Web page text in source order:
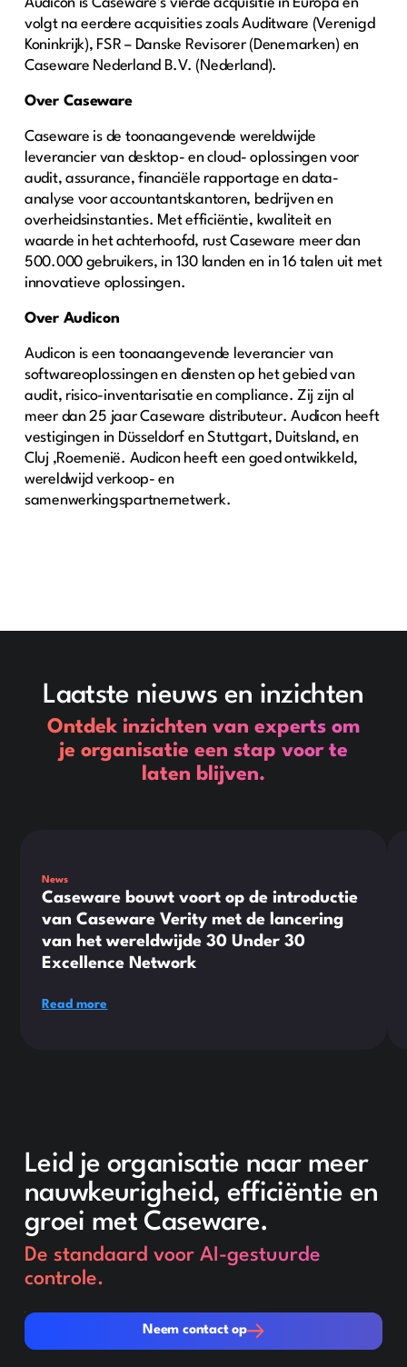
volgt na eerdere acquisities zoals Auditware (Verenigd
Koninkrijk), FSR – Danske Revisorer (Denemarken) en
Caseware Nederland B.V. (Nederland).
Over Caseware
Caseware is de toonaangevende wereldwijde
leverancier van desktop- en cloud- oplossingen voor
audit, assurance, financiële rapportage en data-
analyse voor accountantskantoren, bedrijven en
overheidsinstanties. Met efficiëntie, kwaliteit en
waarde in het achterhoofd, rust Caseware meer dan
500.000 gebruikers, in 130 landen en in 16 talen uit met
innovatieve oplossingen.
Over Audicon
Audicon is een toonaangevende leverancier van
softwareoplossingen en diensten op het gebied van
audit, risico-inventarisatie en compliance. Zij zijn al
meer dan 25 jaar Caseware distributeur. Audicon heeft
vestigingen in Düsseldorf en Stuttgart, Duitsland, en
Cluj ,Roemenië. Audicon heeft een goed ontwikkeld,
wereldwijd verkoop- en
samenwerkingspartnernetwerk.
Laatste nieuws en inzichten
Ontdek inzichten van experts om
je organisatie een stap voor te
laten blijven.
News
Caseware bouwt voort op de introductie
van Caseware Verity met de lancering
van het wereldwijde 30 Under 30
Excellence Network
Read more
Leid je organisatie naar meer
nauwkeurigheid, efficiëntie en
groei met Caseware.
De standaard voor AI-gestuurde
controle.
Neem contact op
Neem contact op